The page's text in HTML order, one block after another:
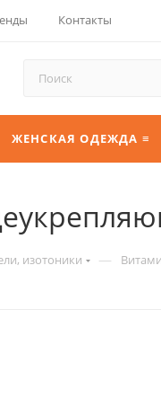
Контакты
ЖЕНСКАЯ ОДЕЖДА ≡
изотоники —